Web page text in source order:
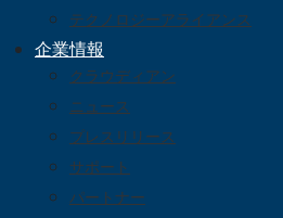
テクノロジーアライアンス
企業情報
クラウディアン
ニュース
プレスリリース
サポート
パートナー